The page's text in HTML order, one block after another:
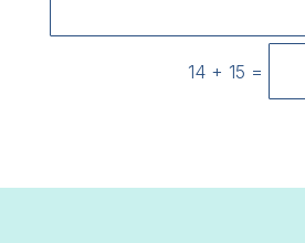
14 + 15 =